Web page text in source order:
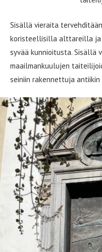
Sisällä vieraita
koristeellisilla alttareilla
syvää kunnioitusta. Sisällä
maailmankuulujen
seiniin rakennettuja antiikin